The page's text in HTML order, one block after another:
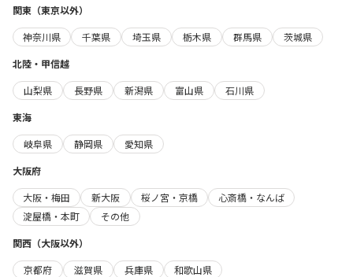
関東（東京以外）
神奈川県
千葉県 埼玉県 栃木県 群馬県
茨城県
北陸・甲信越
山梨県
長野県 新潟県 富山県
石川県
東海
岐阜県
静岡県
愛知県
大阪府
大阪・梅田
新大阪 桜ノ宮・京橋
心斎橋・なんば
淀屋橋・本町
その他
関西（大阪以外）
京都府
滋賀県 兵庫県
和歌山県